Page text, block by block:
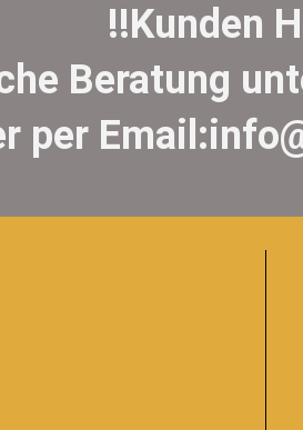
!!Kunden
Beratung
per